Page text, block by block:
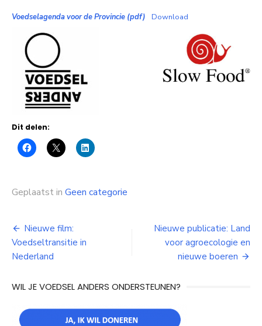
Voedselagenda voor de Provincie (pdf) Download
Dit delen:
Geplaatst in Geen categorie
Bericht
navigatie
Nieuwe film:
Voedseltransitie in
Nederland
Nieuwe publicatie: Land
voor agroecologie en
nieuwe boeren
WIL JE VOEDSEL ANDERS ONDERSTEUNEN?